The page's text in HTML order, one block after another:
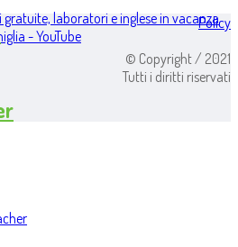
gratuite, laboratori e inglese in vacanza
- YouTube
Policy
© Copyright / 2021
Tutti i diritti riservati